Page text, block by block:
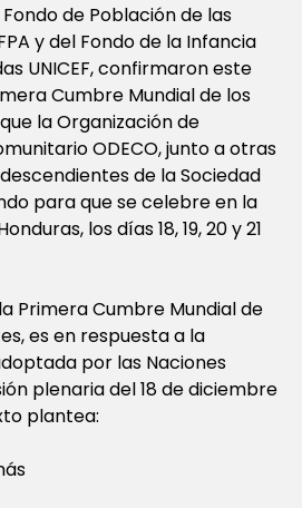
de Población de las
y del Fondo de la Infancia
UNICEF, confirmaron este
Cumbre Mundial de los
la Organización de
ODECO, junto a otras
de la Sociedad
para que se celebre en la
los días 18, 19, 20 y 21
Primera Cumbre Mundial de
es en respuesta a la
por las Naciones
plenaria del 18 de diciembre
plantea: